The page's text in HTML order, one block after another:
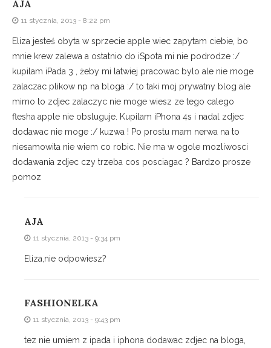
AJA
11 stycznia, 2013 - 8:22 pm
Eliza jesteś obyta w sprzecie apple wiec zapytam ciebie, bo
mnie krew zalewa a ostatnio do iSpota mi nie podrodze :/
kupilam iPada 3 , żeby mi latwiej pracowac bylo ale nie moge
zalaczac plikow np na bloga :/ to taki moj prywatny blog ale
mimo to zdjec zalaczyc nie moge wiesz ze tego calego
flesha apple nie obsluguje. Kupilam iPhona 4s i nadal zdjec
dodawac nie moge :/ kuzwa ! Po prostu mam nerwa na to
niesamowita nie wiem co robic. Nie ma w ogole mozliwosci
dodawania zdjec czy trzeba cos posciagac ? Bardzo prosze
pomoz
AJA
11 stycznia, 2013 - 9:34 pm
Eliza,nie odpowiesz?
FASHIONELKA
11 stycznia, 2013 - 9:43 pm
tez nie umiem z ipada i iphona dodawac zdjec na bloga,